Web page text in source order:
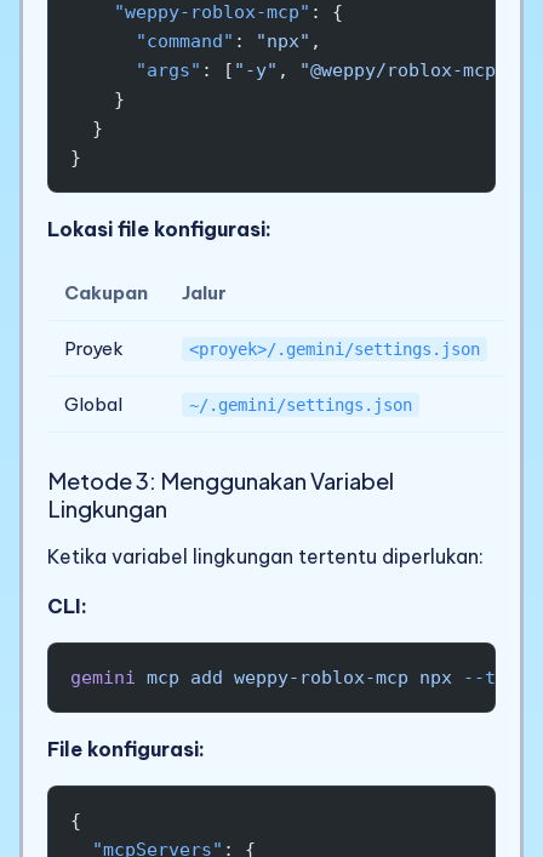
    "weppy-roblox-mcp"
: {
      "command"
: "npx" ,
      "args"
: [ "-y" ,
"@weppy/roblox-
    }
  }
}
Lokasi file konfigurasi:
Cakupan Jalur
Proyek <proyek>/.gemini/settings.json
Global ~/.gemini/settings.json
Metode 3: Menggunakan Variabel
Lingkungan
Ketika variabel lingkungan tertentu diperlukan:
CLI:
gemini mcp add weppy-roblox-mcp npx --trust
File konfigurasi:
{
  "mcpServers"
: {